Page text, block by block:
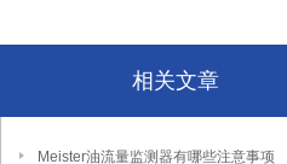
相关文章
Meister油流量监测器有哪些注意事项